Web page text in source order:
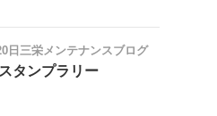
日三栄メンテナンスブログ
タンプラリー